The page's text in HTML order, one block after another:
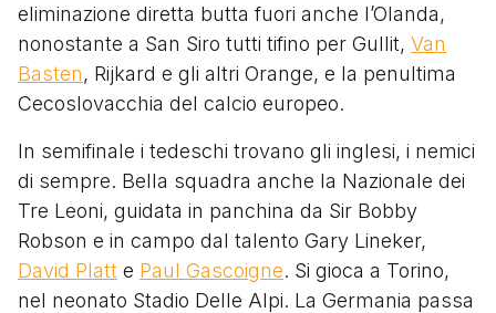
eliminazione diretta butta fuori anche l’Olanda,
nonostante a San Siro tutti tifino per Gullit, Van
Basten, Rijkard e gli altri Orange, e la penultima
Cecoslovacchia del calcio europeo.
In semifinale i tedeschi trovano gli inglesi, i nemici
di sempre. Bella squadra anche la Nazionale dei
Tre Leoni, guidata in panchina da Sir Bobby
Robson e in campo dal talento Gary Lineker,
David Platt e Paul Gascoigne. Si gioca a Torino,
nel neonato Stadio Delle Alpi. La Germania passa